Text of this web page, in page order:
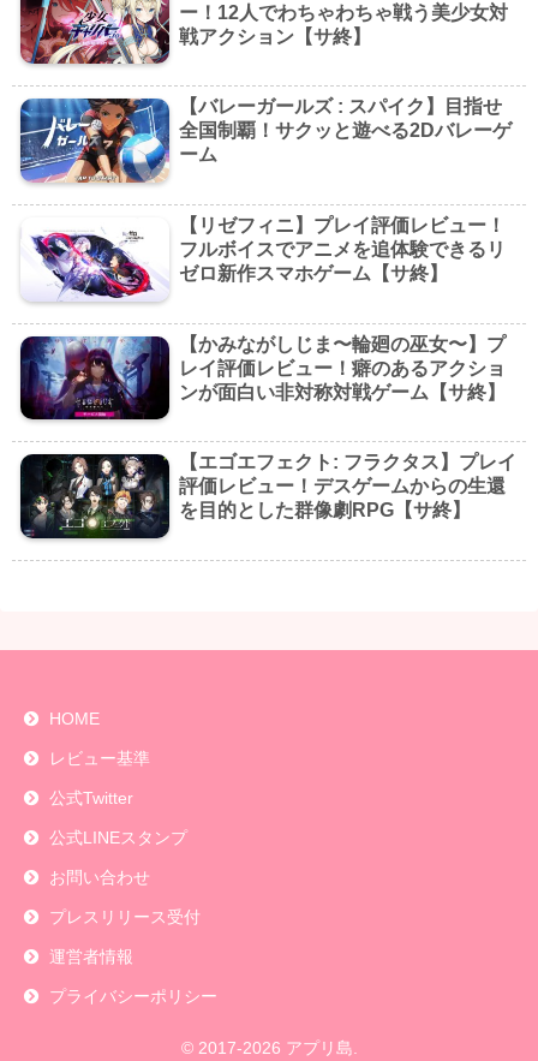
ー！12人でわちゃわちゃ戦う美少女対
戦アクション【サ終】
【バレーガールズ : スパイク】目指せ
全国制覇！サクッと遊べる2Dバレーゲ
ーム
【リゼフィニ】プレイ評価レビュー！
フルボイスでアニメを追体験できるリ
ゼロ新作スマホゲーム【サ終】
【かみながしじま〜輪廻の巫女〜】プ
レイ評価レビュー！癖のあるアクショ
ンが面白い非対称対戦ゲーム【サ終】
【エゴエフェクト: フラクタス】プレイ
評価レビュー！デスゲームからの生還
を目的とした群像劇RPG【サ終】
HOME
レビュー基準
公式Twitter
公式LINEスタンプ
お問い合わせ
プレスリリース受付
運営者情報
プライバシーポリシー
© 2017-2026 アプリ島.